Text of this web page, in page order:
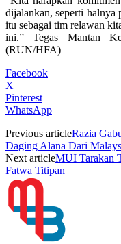
dijalankan, seperti halnya
itu sebagai tim relawan
ini.” Tegas Mantan
(RUN/HFA)
Facebook
X
Pinterest
WhatsApp
Previous articleRazia
Daging Alana Dari
Next articleMUI Tarakan
Fatwa Titipan